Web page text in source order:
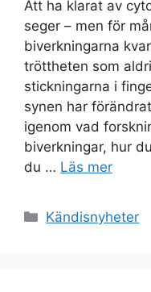
Att ha klarat av
seger – men för
biverkningarna
tröttheten som
stickningarna i
synen har
igenom vad
biverkningar, hur
du … Läs mer
Kategorier
Kändisnyheter